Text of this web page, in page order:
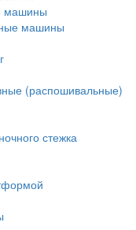
машины
машины
(распошивальные)
стежка